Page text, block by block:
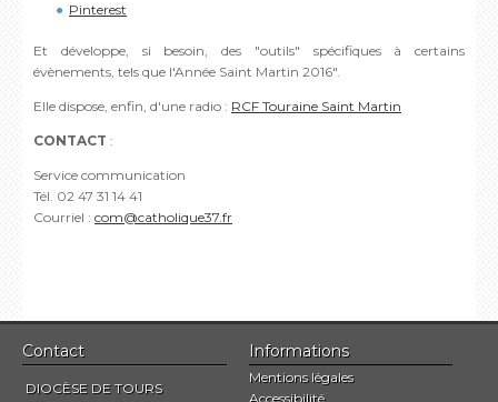
Pinterest
Et développe, si besoin, des "outils" spécifiques à certains
évènements, tels que l'Année Saint Martin 2016".
Elle dispose, enfin, d'une radio : RCF Touraine Saint Martin
CONTACT :
Service communication
Tél. 02 47 31 14 41
Courriel : com@catholique37.fr
Contact
DIOCÈSE DE TOURS
Informations
Mentions légales
Accessibilité